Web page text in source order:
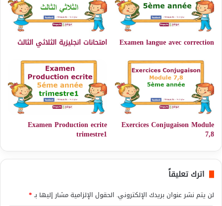
Examen langue avec correction امتحانات انجليزية الثلاثي الثالث
Exercices Conjugaison Module
7,8
Examen Production ecrite
trimestre1
اترك تعليقاً
لن يتم نشر عنوان بريدك الإلكتروني. الحقول الإلزامية مشار إليها بـ*